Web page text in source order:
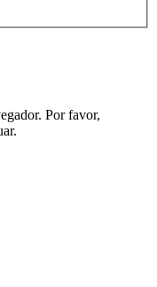
Por favor,